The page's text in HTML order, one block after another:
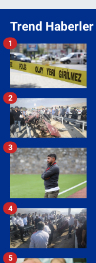
Trend Haberler
1
2
3
4
5